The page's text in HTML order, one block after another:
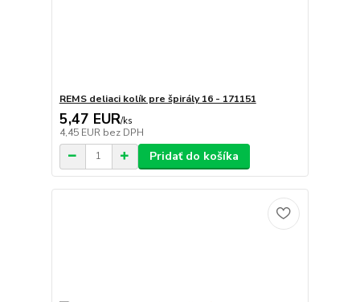
REMS deliaci kolík pre špirály 16 - 171151
5,47 EUR/ks
4,45 EUR bez DPH
Pridať do košíka